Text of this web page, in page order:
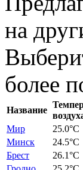
на
более
Название
Мир
25.0°C
Минск
24.5°C
Брест
26.1°C